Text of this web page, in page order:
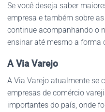
Se você deseja saber
empresa e também sobre
continue acompanhando o
ensinar até mesmo a forma
A Via Varejo
A Via Varejo atualmente se
empresas de comércio
importantes do país, onde